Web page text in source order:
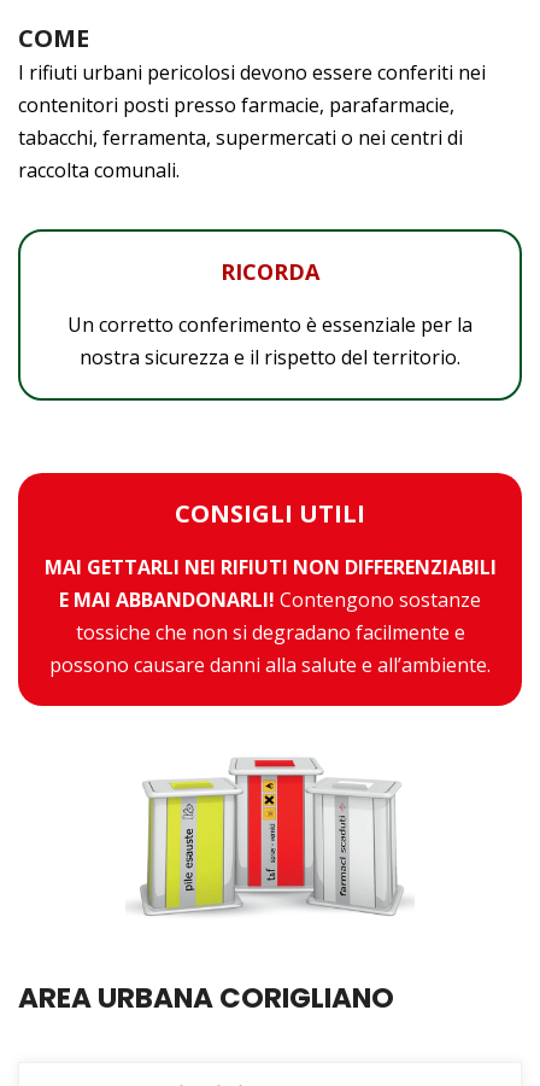
COME
I rifiuti urbani pericolosi devono essere conferiti nei
contenitori posti presso farmacie, parafarmacie,
tabacchi, ferramenta, supermercati o nei centri di
raccolta comunali.
RICORDA
Un corretto conferimento è essenziale per la
nostra sicurezza e il rispetto del territorio.
CONSIGLI UTILI
MAI GETTARLI NEI RIFIUTI NON DIFFERENZIABILI
E MAI ABBANDONARLI! Contengono sostanze
tossiche che non si degradano facilmente e
possono causare danni alla salute e all’ambiente.
AREA URBANA CORIGLIANO